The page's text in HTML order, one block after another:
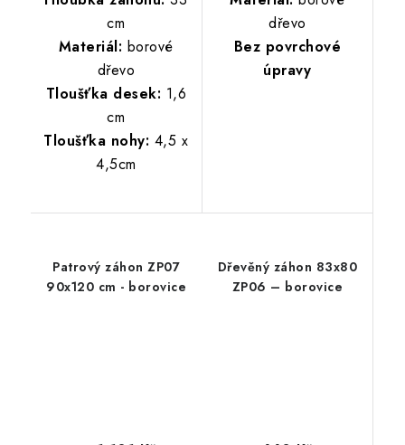
cm
Materiál: borové
dřevo
Tloušťka desek: 1,6
cm
Tloušťka nohy: 4,5 x
4,5cm
dřevo
Bez povrchové
úpravy
Patrový záhon ZP07
90x120 cm - borovice
Dřevěný záhon 83x80
ZP06 – borovice